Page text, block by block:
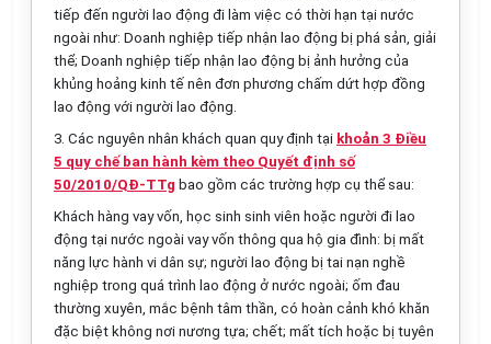
tiếp đến người lao động đi làm việc có thời hạn tại nước
ngoài như: Doanh nghiệp tiếp nhận lao động bị phá sản, giải
thể; Doanh nghiệp tiếp nhận lao động bị ảnh hưởng của
khủng hoảng kinh tế nên đơn phương chấm dứt hợp đồng
lao động với người lao động.
3. Các nguyên nhân khách quan quy định tại khoản 3 Điều
5 quy chế ban hành kèm theo Quyết định số
50/2010/QĐ-TTg bao gồm các trường hợp cụ thể sau:
Khách hàng vay vốn, học sinh sinh viên hoặc người đi lao
động tại nước ngoài vay vốn thông qua hộ gia đình: bị mất
năng lực hành vi dân sự; người lao động bị tai nạn nghề
nghiệp trong quá trình lao động ở nước ngoài; ốm đau
thường xuyên, mắc bệnh tâm thần, có hoàn cảnh khó khăn
đặc biệt không nơi nương tựa; chết; mất tích hoặc bị tuyên